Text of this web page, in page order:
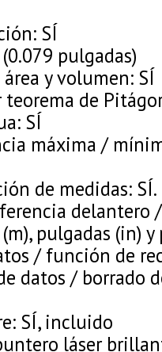
SÍ
pulgadas)
y volumen: SÍ
de
SÍ
máxima /
de medidas: SÍ.
delantero
pulgadas (in) y
/ función de
datos / borrado
SÍ, incluido
láser